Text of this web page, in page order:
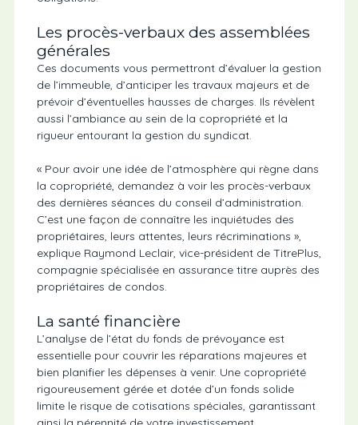
Les procès-verbaux des assemblées
générales
Ces documents vous permettront d’évaluer la gestion
de l’immeuble, d’anticiper les travaux majeurs et de
prévoir d’éventuelles hausses de charges. Ils révèlent
aussi l’ambiance au sein de la copropriété et la
rigueur entourant la gestion du syndicat.
« Pour avoir une idée de l’atmosphère qui règne dans
la copropriété, demandez à voir les procès-verbaux
des dernières séances du conseil d’administration.
C’est une façon de connaître les inquiétudes des
propriétaires, leurs attentes, leurs récriminations »,
explique Raymond Leclair, vice-président de TitrePlus,
compagnie spécialisée en assurance titre auprès des
propriétaires de condos.
La santé financière
L’analyse de l’état du fonds de prévoyance est
essentielle pour couvrir les réparations majeures et
bien planifier les dépenses à venir. Une copropriété
rigoureusement gérée et dotée d’un fonds solide
limite le risque de cotisations spéciales, garantissant